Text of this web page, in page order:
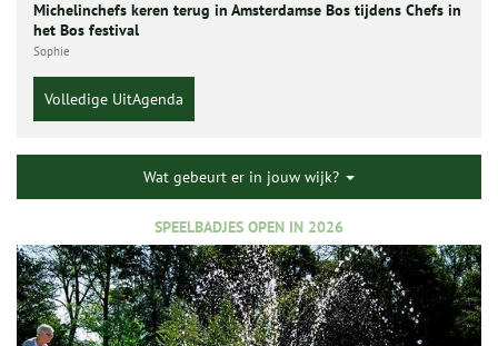
Michelinchefs keren terug in Amsterdamse Bos tijdens Chefs in
het Bos festival
Sophie
Volledige UitAgenda
Wat gebeurt er in jouw wijk?
SPEELBADJES OPEN IN 2026